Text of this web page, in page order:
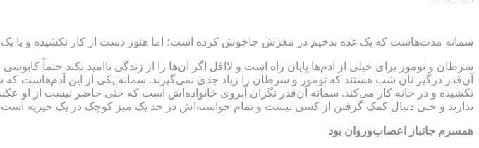
سمانه مدت‌هاست که یک غده بدخیم در مغزش جاخوش کرده است؛ اما هنوز دست از کار نکشیده و با
سرطان و تومور برای خیلی از آدم‌ها پایان راه است و لااقل اگر آن‌ها را از زندگی ناامید نکند حتماً
آن‌قدر درگیر نان شب هستند که تومور و سرطان را زیاد جدی نمی‌گیرند. سمانه یکی از این آدم‌هاست
نکشیده و در خانه کار می‌کند. سمانه آن‌قدر نگران آبروی خانواده‌اش است که حتی حاضر نیست از او
ندارند و حتی دنبال کمک گرفتن از کسی نیست و تمام خواسته‌اش در حد یک میز کوچک در یک خیریه است بلکه بتواند
همسرم جانباز اعصاب‌وروان بود